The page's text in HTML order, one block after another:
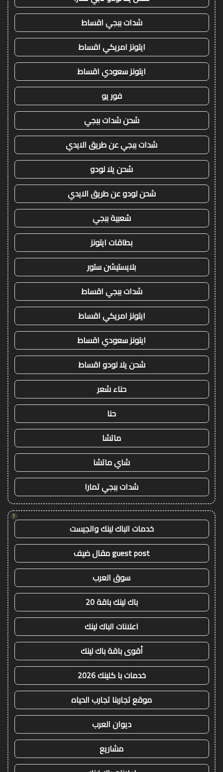
شدات ببجي اقساط
ايتونز امريكي اقساط
ايتونز سعودي اقساط
فور يو
شحن شدات ببجي
شدات ببجي عن طريق الايدي
شحن يلا لودو
شحن لودو عن طريق الايدي
شعبية ببجي
بطاقات ايتونز
بلايستيشن ستور
شدات ببجي اقساط
ايتونز امريكي اقساط
ايتونز سعودي اقساط
شحن يلا لودو اقساط
حناء شعر
حنا
ماتشا
شاي ماتشا
شدات ببجي تمارا
!
خدمات الباك لينك والجيست
guest post مقال ضيف
سوق العرب
باك لينك باقة 20
اعلانات الباك لينك
أقوى باقة باك لينك
خدمات با كلينك 2026
موقع تجاربنا تجارب الحياه
ديوان العرب
مشاريع